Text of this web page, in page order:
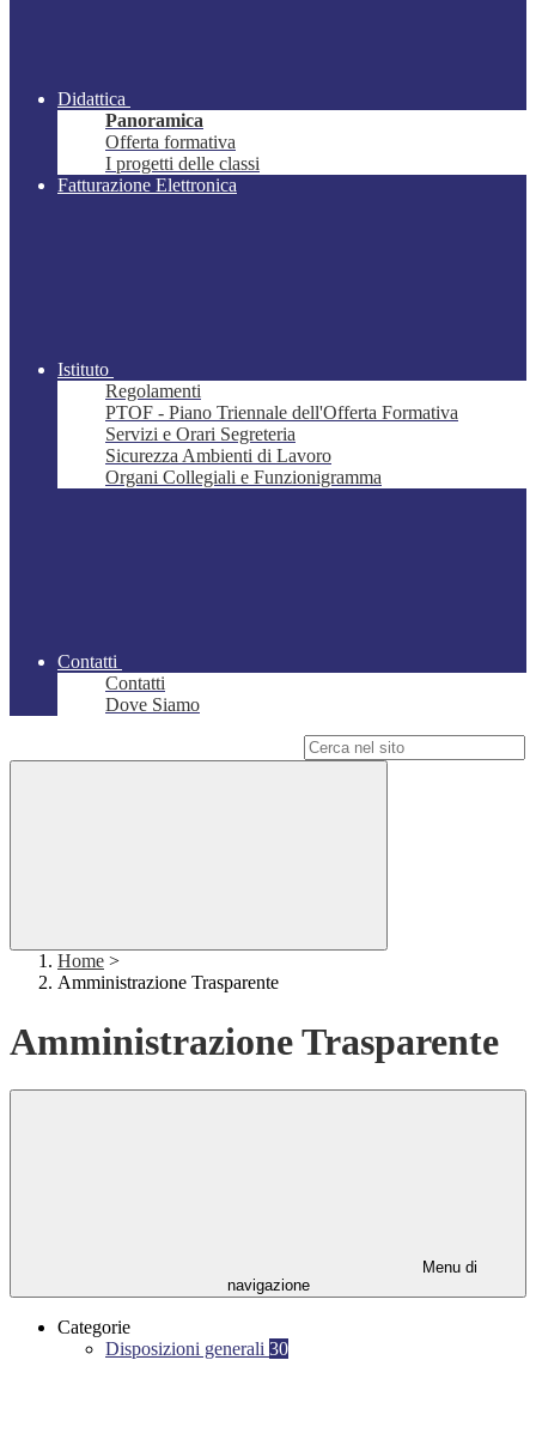
Didattica
Panoramica
Offerta formativa
I progetti delle classi
Fatturazione Elettronica
Istituto
Regolamenti
PTOF - Piano Triennale dell'Offerta Formativa
Servizi e Orari Segreteria
Sicurezza Ambienti di Lavoro
Organi Collegiali e Funzionigramma
Contatti
Contatti
Dove Siamo
Home >
Amministrazione Trasparente
Amministrazione Trasparente
Menu di
navigazione
Categorie
Disposizioni generali 30